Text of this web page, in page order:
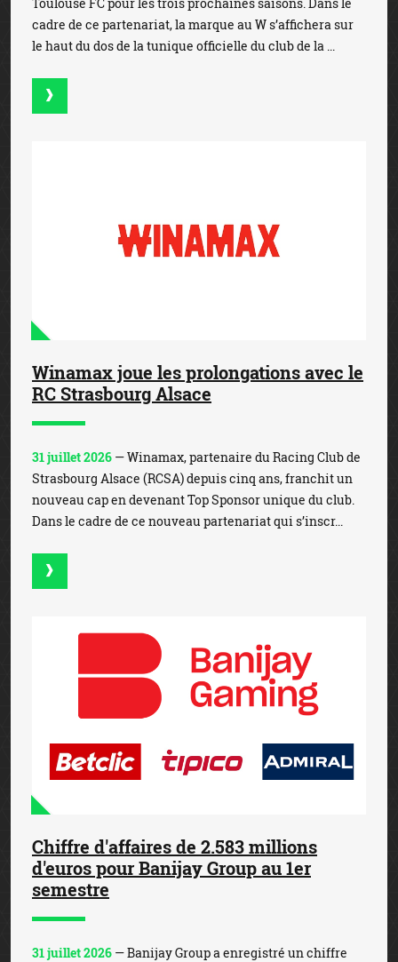
cadre de ce partenariat, la marque au W s’affichera sur
le haut du dos de la tunique officielle du club de la ...
Winamax joue les prolongations avec le
RC Strasbourg Alsace
31 juillet 2026 — Winamax, partenaire du Racing Club de
Strasbourg Alsace (RCSA) depuis cinq ans, franchit un
nouveau cap en devenant Top Sponsor unique du club.
Dans le cadre de ce nouveau partenariat qui s’inscr...
Chiffre d'affaires de 2.583 millions
d'euros pour Banijay Group au 1er
semestre
31 juillet 2026 — Banijay Group a enregistré un chiffre